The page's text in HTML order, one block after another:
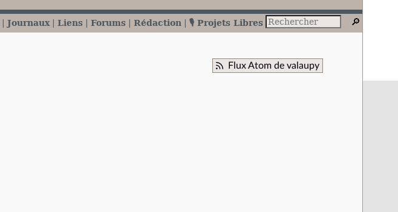
Journaux Liens Forums Rédaction 🎙️ Projets Libres
Flux Atom de valaupy